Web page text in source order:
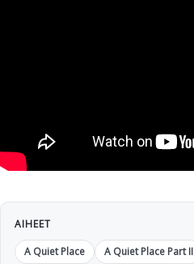
AIHEET
A Quiet Place
A Quiet Place Part II